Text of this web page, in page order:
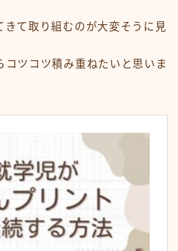
きて取り組むのが大変そうに見
コツコツ積み重ねたいと思いま